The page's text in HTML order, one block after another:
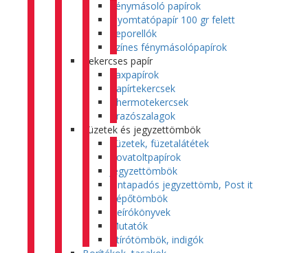
Fénymásoló papírok
Nyomtatópapír 100 gr felett
Leporellók
Színes fénymásolópapírok
Tekercses papír
Faxpapírok
Papírtekercsek
Thermotekercsek
Árazószalagok
Füzetek és jegyzettömbök
Füzetek, füzetalátétek
Rovatoltpapírok
Jegyzettömbök
Öntapadós jegyzettömb, Post it
Tépőtömbök
Beírókönyvek
Mutatók
Átírótömbök, indigók